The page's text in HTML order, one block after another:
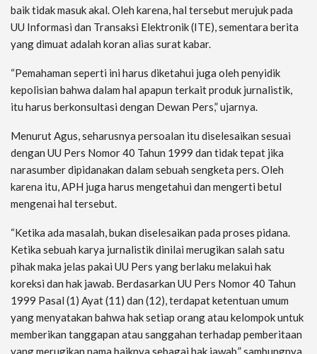
baik tidak masuk akal. Oleh karena, hal tersebut merujuk pada
UU Informasi dan Transaksi Elektronik (ITE), sementara berita
yang dimuat adalah koran alias surat kabar.
“Pemahaman seperti ini harus diketahui juga oleh penyidik
kepolisian bahwa dalam hal apapun terkait produk jurnalistik,
itu harus berkonsultasi dengan Dewan Pers,” ujarnya.
Menurut Agus, seharusnya persoalan itu diselesaikan sesuai
dengan UU Pers Nomor 40 Tahun 1999 dan tidak tepat jika
narasumber dipidanakan dalam sebuah sengketa pers. Oleh
karena itu, APH juga harus mengetahui dan mengerti betul
mengenai hal tersebut.
“Ketika ada masalah, bukan diselesaikan pada proses pidana.
Ketika sebuah karya jurnalistik dinilai merugikan salah satu
pihak maka jelas pakai UU Pers yang berlaku melakui hak
koreksi dan hak jawab. Berdasarkan UU Pers Nomor 40 Tahun
1999 Pasal (1) Ayat (11) dan (12), terdapat ketentuan umum
yang menyatakan bahwa hak setiap orang atau kelompok untuk
memberikan tanggapan atau sanggahan terhadap pemberitaan
yang merugikan nama baiknya sebagai hak jawab,” sambungnya.